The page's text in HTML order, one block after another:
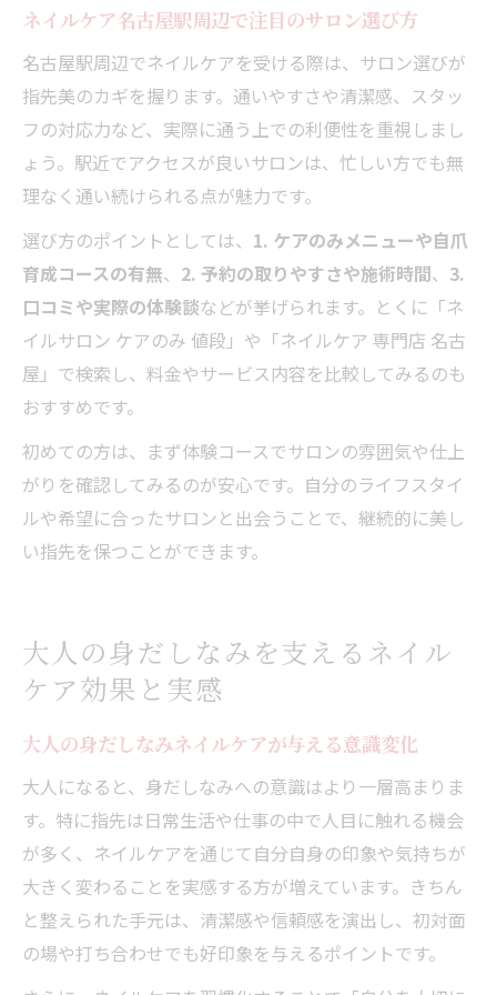
ネイルケア名古屋駅周辺で注目のサロン選び方
名古屋駅周辺でネイルケアを受ける際は、サロン選びが
指先美のカギを握ります。通いやすさや清潔感、スタッ
フの対応力など、実際に通う上での利便性を重視しまし
ょう。駅近でアクセスが良いサロンは、忙しい方でも無
理なく通い続けられる点が魅力です。
選び方のポイントとしては、 1. ケアのみメニューや自爪
育成コースの有無、 2. 予約の取りやすさや施術時間、 3.
口コミや実際の体験談などが挙げられます。とくに「ネ
イルサロン ケアのみ 値段」や「ネイルケア 専門店 名古
屋」で検索し、料金やサービス内容を比較してみるのも
おすすめです。
初めての方は、まず体験コースでサロンの雰囲気や仕上
がりを確認してみるのが安心です。自分のライフスタイ
ルや希望に合ったサロンと出会うことで、継続的に美し
い指先を保つことができます。
大人の身だしなみを支えるネイル
ケア効果と実感
大人の身だしなみネイルケアが与える意識変化
大人になると、身だしなみへの意識はより一層高まりま
す。特に指先は日常生活や仕事の中で人目に触れる機会
が多く、ネイルケアを通じて自分自身の印象や気持ちが
大きく変わることを実感する方が増えています。きちん
と整えられた手元は、清潔感や信頼感を演出し、初対面
の場や打ち合わせでも好印象を与えるポイントです。